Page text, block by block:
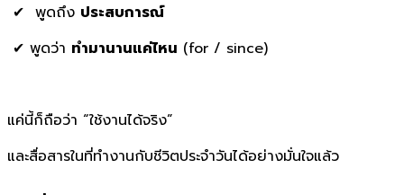
✔ พูดถึง ประสบการณ์
✔ พูดว่า ทำมานานแค่ไหน (for / since)
แค่นี้ก็ถือว่า “ใช้งานได้จริง”
และสื่อสารในที่ทำงานกับชีวิตประจำวันได้อย่างมั่นใจแล้ว